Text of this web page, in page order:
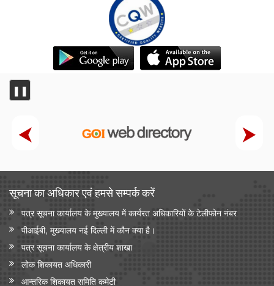
❚❚
सूचना का अधिकार एवं हमसे सम्‍पर्क करें
पत्र सूचना कार्यालय के मुख्यालय में कार्यरत अधिकारियों के टेलीफोन नंबर
पीआईबी, मुख्यालय नई दिल्ली में कौन क्या है।
पत्र सूचना कार्यालय के क्षेत्रीय शाखा
लोक शिकायत अधिकारी
आन्‍तरिक शिकायत समिति कमेटी